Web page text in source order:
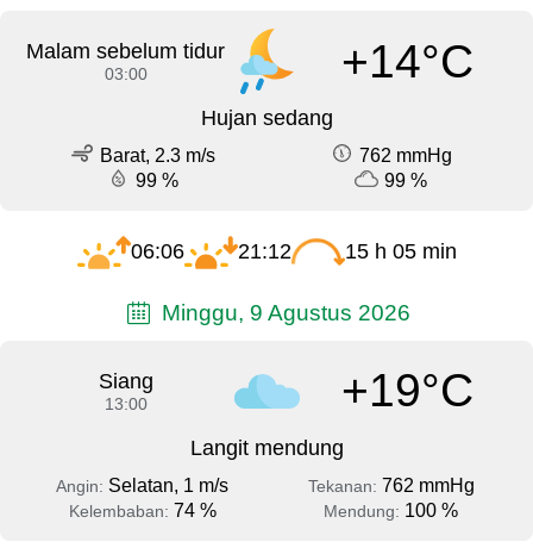
Malam sebelum tidur
03:00 +14°C
Hujan sedang
Barat, 2.3 m/s
762 mmHg
99 %
99 %
06:06 21:12 15 h 05 min
Minggu, 9 Agustus 2026
Siang
13:00 +19°C
Langit mendung
Angin: Selatan, 1 m/s Tekanan: 762 mmHg
Kelembaban: 74 % Mendung: 100 %